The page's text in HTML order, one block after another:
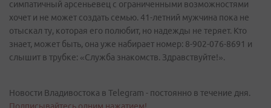
симпатичный арсеньевец с ограниченными возможностями
хочет и не может создать семью. 41-летний мужчина пока не
отыскал ту, которая его полюбит, но надежды не теряет. Кто
знает, может быть, она уже набирает номер: 8-902-076-8691 и
слышит в трубке: «Служба знакомств. Здравствуйте!».
Новости Владивостока в Telegram - постоянно в течение дня.